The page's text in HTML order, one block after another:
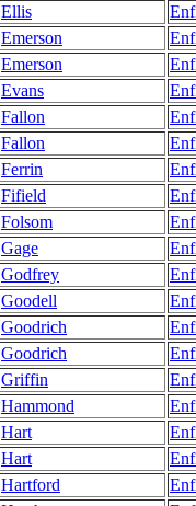
Ellis
Emerson
Emerson
Evans
Fallon
Fallon
Ferrin
Fifield
Folsom
Gage
Godfrey
Goodell
Goodrich
Goodrich
Griffin
Hammond
Hart
Hart
Hartford